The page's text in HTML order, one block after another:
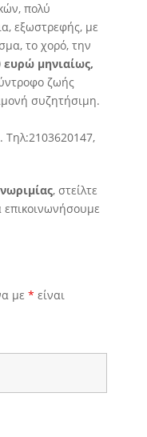
πολύ
εξωστρεφής, με
το χορό, την
ευρώ μηνιαίως,
ζωής
συζητήσιμη.
, στείλτε
επικοινωνήσουμε
με * είναι